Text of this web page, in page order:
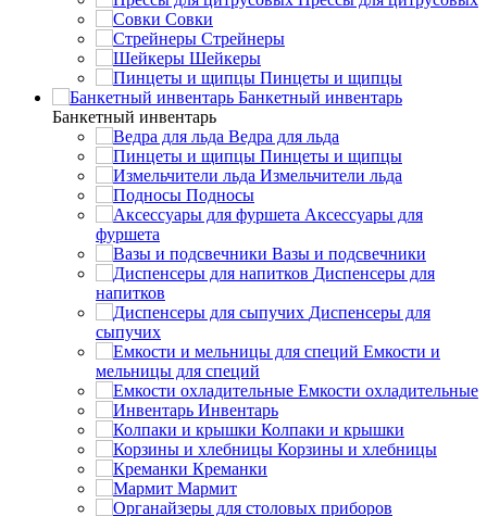
Совки
Стрейнеры
Шейкеры
Пинцеты и щипцы
Банкетный инвентарь
Банкетный инвентарь
Ведра для льда
Пинцеты и щипцы
Измельчители льда
Подносы
Аксессуары для
фуршета
Вазы и подсвечники
Диспенсеры для
напитков
Диспенсеры для
сыпучих
Емкости и
мельницы для специй
Емкости охладительные
Инвентарь
Колпаки и крышки
Корзины и хлебницы
Креманки
Мармит